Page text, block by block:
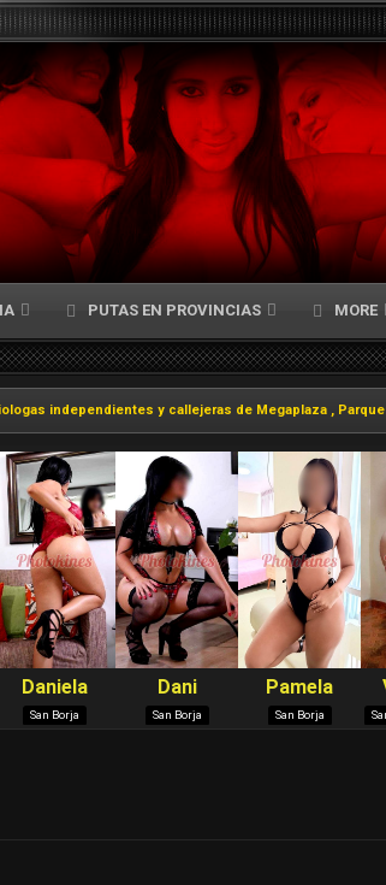
PUTAS EN PROVINCIAS MORE
independientes y callejeras de Megaplaza , Parque